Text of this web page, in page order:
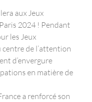
aux Jeux
2024 ! Pendant
les Jeux
centre de l’attention
d’envergure
en matière de
a renforcé son